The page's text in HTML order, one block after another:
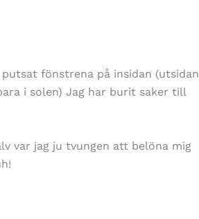
fönstrena på insidan (utsidan
i solen) Jag har burit saker till
var jag ju tvungen att belöna mig